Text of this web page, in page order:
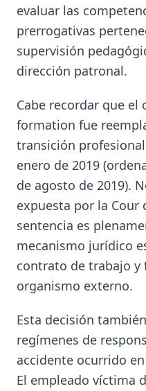
evaluar las
prerrogativas
supervisión
dirección patronal.
Cabe recordar que
formation fue
transición profesional
enero de 2019
de agosto de 2019).
expuesta por la Cour
sentencia es
mecanismo jurídico
contrato de trabajo y
organismo externo.
Esta decisión
regímenes de
accidente ocurrido
El empleado víctima